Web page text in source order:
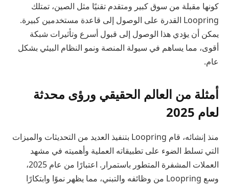
كونها مقبلة من سوق كبير ومتقدم تقنيًا مثل الصين، تمتلك
Loopring القدرة على الوصول إلى قاعدة مستخدمين كبيرة.
يمكن أن يؤدي هذا الوصول إلى قبول أسرع وتأثيرات شبكة
أقوى، مما يساهم في سيولة المنصة ونمو النظام البيئي بشكل
عام.
أمثلة من العالم الحقيقي ورؤى محدثة
لعام 2025
منذ إنشائه، قام Loopring بتنفيذ العديد من التحديثات والميزات
التي تسلط الضوء على تطبيقاته العملية وأهميته في مشهد
العملات المشفرة المتطور باستمرار. اعتبارًا من عام 2025،
وسع Loopring من وظائفه والتبني، مما يظهر نموًا وابتكارًا